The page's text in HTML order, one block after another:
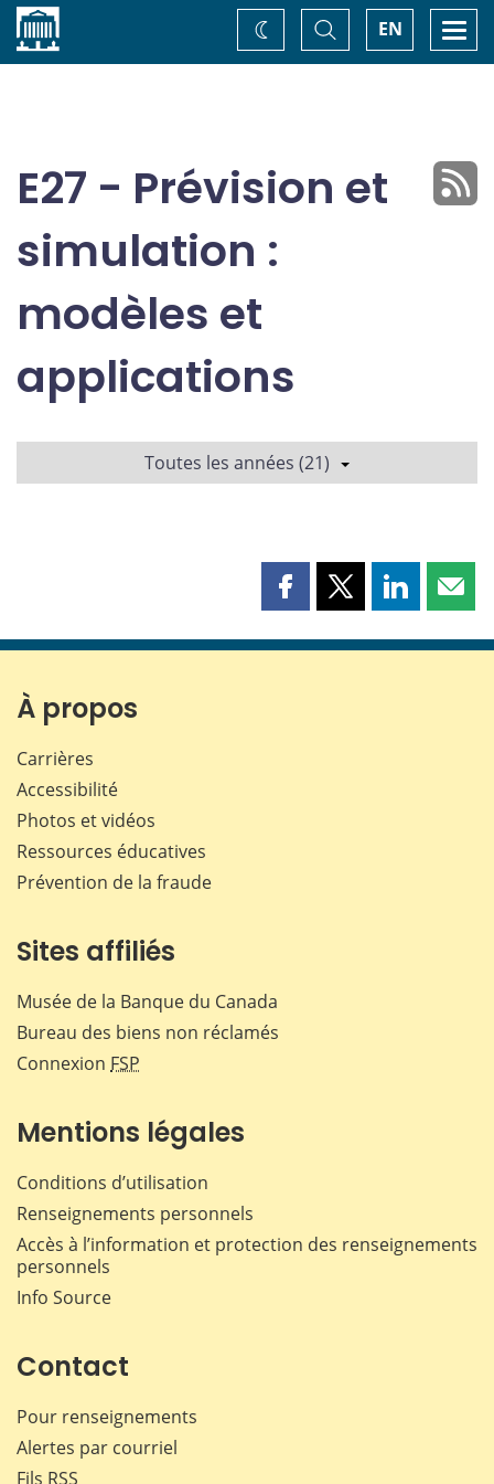
Accueil EN
Basculer
la
recherche
Changez
de
E27 - Prévision et
simulation :
modèles et
applications
Toutes les années (21)
Partager
page
Partager
page
Partager
page page
À propos
Carrières
Accessibilité
Photos et vidéos
Ressources éducatives
Prévention de la fraude
Sites affiliés
Musée de la Banque du Canada
Bureau des biens non réclamés
Connexion FSP
Mentions légales
Conditions d’utilisation
Renseignements personnels
Accès à l’information et protection des renseignements
personnels
Info Source
Contact
Pour renseignements
Alertes par courriel
Fils RSS